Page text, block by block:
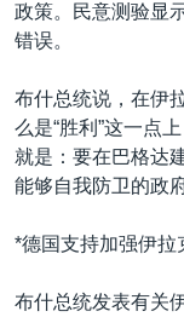
政策。民意测验显
错误。
布什总统说，在伊
么是“胜利”这一点
就是：要在巴格达
能够自我防卫的政府
*德国支持加强伊拉
布什总统发表有关